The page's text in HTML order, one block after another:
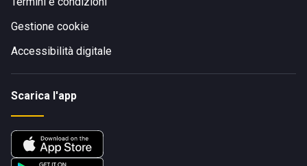
Gestione cookie
Accessibilità digitale
Scarica l'app